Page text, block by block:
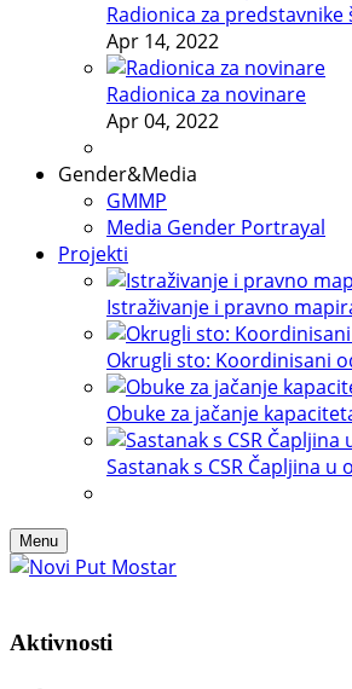
Radionica za
Apr 14, 2022
Radionica za novinare
Apr 04, 2022
Gender&Media
GMMP
Media Gender Portrayal
Projekti
Istraživanje i pravno
Okrugli sto: Koordinisani
Obuke za jačanje
Sastanak s CSR Čapljina u
Menu
Aktivnosti